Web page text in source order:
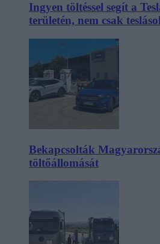
Ingyen töltéssel segít a
területén, nem csak
Bekapcsolták
töltőállomását